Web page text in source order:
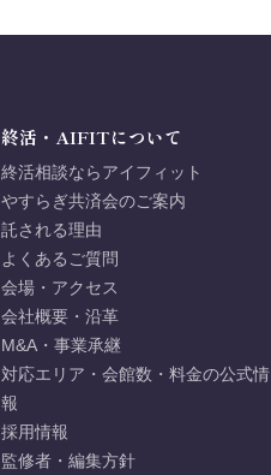
終活・AIFITについて
終活相談ならアイフィット
やすらぎ共済会のご案内
託される理由
よくあるご質問
会場・アクセス
会社概要・沿革
M&A・事業承継
対応エリア・会館数・料金の公式情
報
採用情報
監修者・編集方針